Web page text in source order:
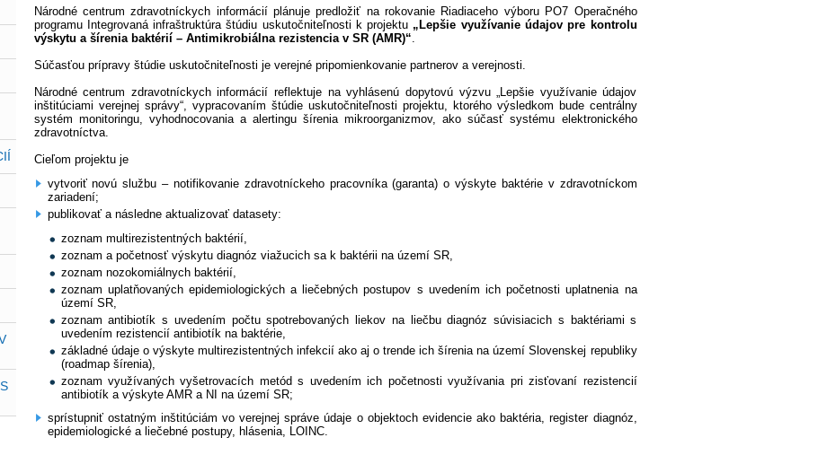
Národné centrum zdravotníckych informácií plánuje predložiť na rokovanie Riadiaceho výboru PO7 Operačného
programu Integrovaná infraštruktúra štúdiu uskutočniteľnosti k projektu „Lepšie využívanie údajov pre kontrolu
výskytu a šírenia baktérií – Antimikrobiálna rezistencia v SR (AMR)“.
Súčasťou prípravy štúdie uskutočniteľnosti je verejné pripomienkovanie partnerov a verejnosti.
Národné centrum zdravotníckych informácií reflektuje na vyhlásenú dopytovú výzvu „Lepšie využívanie údajov
inštitúciami verejnej správy“, vypracovaním štúdie uskutočniteľnosti projektu, ktorého výsledkom bude centrálny
systém monitoringu, vyhodnocovania a alertingu šírenia mikroorganizmov, ako súčasť systému elektronického
zdravotníctva.
Cieľom projektu je
vytvoriť novú službu – notifikovanie zdravotníckeho pracovníka (garanta) o výskyte baktérie v zdravotníckom
zariadení;
publikovať a následne aktualizovať datasety:
zoznam multirezistentných baktérií,
zoznam a početnosť výskytu diagnóz viažucich sa k baktérii na území SR,
zoznam nozokomiálnych baktérií,
zoznam uplatňovaných epidemiologických a liečebných postupov s uvedením ich početnosti uplatnenia na
území SR,
zoznam antibiotík s uvedením počtu spotrebovaných liekov na liečbu diagnóz súvisiacich s baktériami s
uvedením rezistencií antibiotík na baktérie,
základné údaje o výskyte multirezistentných infekcií ako aj o trende ich šírenia na území Slovenskej republiky
(roadmap šírenia),
zoznam využívaných vyšetrovacích metód s uvedením ich početnosti využívania pri zisťovaní rezistencií
antibiotík a výskyte AMR a NI na území SR;
sprístupniť ostatným inštitúciám vo verejnej správe údaje o objektoch evidencie ako baktéria, register diagnóz,
epidemiologické a liečebné postupy, hlásenia, LOINC.